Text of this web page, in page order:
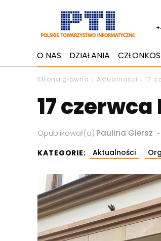
O NAS DZIAŁANIA
Strona główna Aktualności 17
17
Opublikował(a) Paulina Giersz -
KATEGORIE: Aktualności